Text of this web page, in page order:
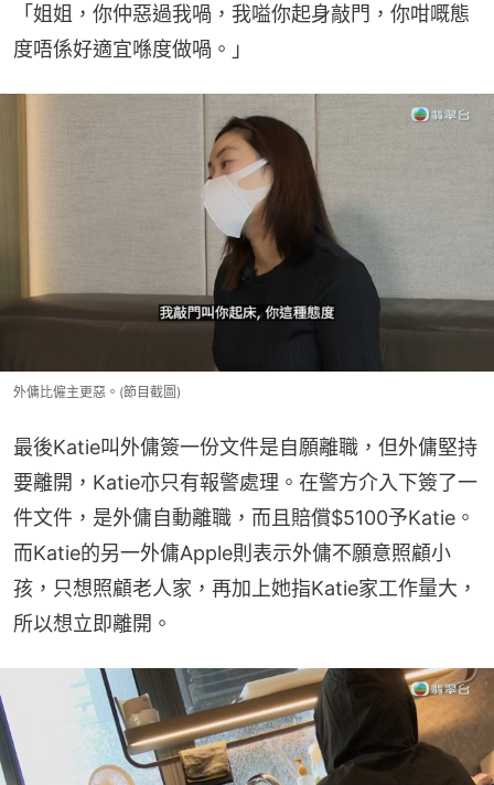
「姐姐，你仲惡過我喎，我嗌你起身敲門，你咁嘅態
度唔係好適宜喺度做喎。」
外傭比僱主更惡。(節目截圖)
最後Katie叫外傭簽一份文件是自願離職，但外傭堅持
要離開，Katie亦只有報警處理。在警方介入下簽了一
件文件，是外傭自動離職，而且賠償$5100予Katie。
而Katie的另一外傭Apple則表示外傭不願意照顧小
孩，只想照顧老人家，再加上她指Katie家工作量大，
所以想立即離開。